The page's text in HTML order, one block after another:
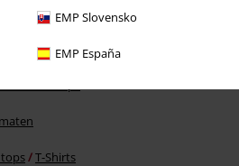
EMP Slovensko
EMP España
opties.
T-Shirts